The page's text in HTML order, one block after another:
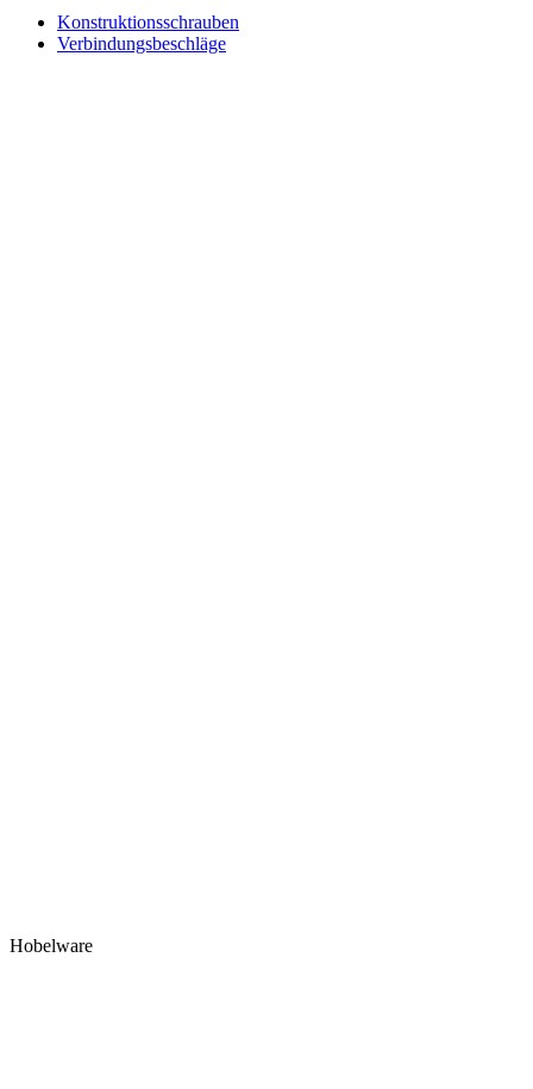
Konstruktionsschrauben
Verbindungsbeschläge
Hobelware